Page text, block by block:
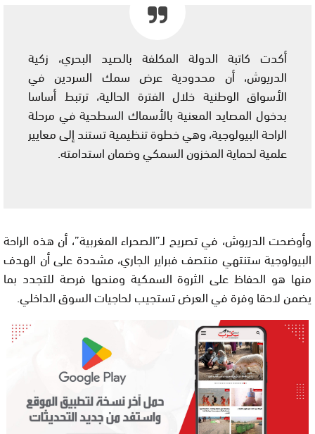
أكدت كاتبة الدولة المكلفة بالصيد البحري، زكية
الدريوش، أن محدودية عرض سمك السردين في
الأسواق الوطنية خلال الفترة الحالية، ترتبط أساسا
بدخول المصايد المعنية بالأسماك السطحية في مرحلة
الراحة البيولوجية، وهي خطوة تنظيمية تستند إلى معايير
علمية لحماية المخزون السمكي وضمان استدامته.
وأوضحت الدريوش، في تصريح لـ”الصحراء المغربية”، أن هذه الراحة
البيولوجية ستنتهي منتصف فبراير الجاري، مشددة على أن الهدف
منها هو الحفاظ على الثروة السمكية ومنحها فرصة للتجدد بما
يضمن لاحقا وفرة في العرض تستجيب لحاجيات السوق الداخلي.